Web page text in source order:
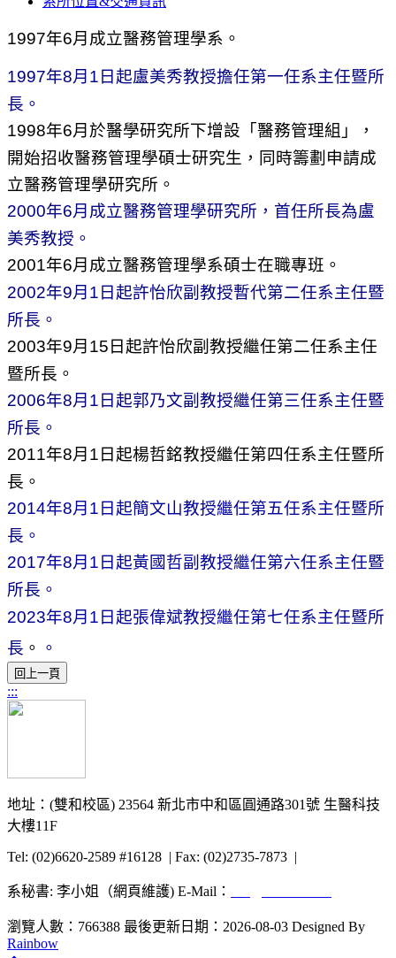
1997年6月成立醫務管理學系。
1997年8月1日起盧美秀教授擔任第一任系主任暨所
長。
1998年6月於醫學研究所下增設「醫務管理組」，
開始招收醫務管理學碩士研究生，同時籌劃申請成
立醫務管理學研究所。
2000年6月成立醫務管理學研究所，首任所長為盧
美秀教授。
2001年6月成立醫務管理學系碩士在職專班。
2002年9月1日起許怡欣副教授暫代第二任系主任暨
所長。
2003年9月15日起許怡欣副教授繼任第二任系主任
暨所長。
2006年8月1日起郭乃文副教授繼任第三任系主任暨
所長。
2011年8月1日起楊哲銘教授繼任第四任系主任暨所
長。
2014年8月1日起簡文山教授繼任第五任系主任暨所
長 。
2017年8月 1日起黃國哲副教授繼任第六任系主任暨
所長 。
2023年8月 1日起張偉斌教授繼任第七任系主任暨所
長 。 。
:::
地址：(雙和校區) 23564 新北市中和區圓通路301號 生醫科技
大樓11F
Tel: (02)6620-2589 #16128 | Fax: (02)2735-7873 |
系秘書: 李小姐（網頁維護) E-Mail：
瀏覽人數：766388 最後更新日期：2026-08-03 Designed By
Rainbow